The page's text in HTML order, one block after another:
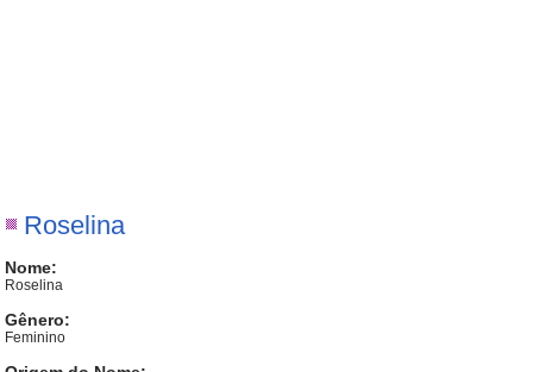
Roselina
Nome:
Roselina
Gênero:
Feminino